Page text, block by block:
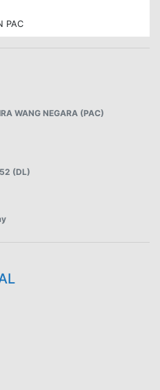
PAC
WANG NEGARA (PAC)
(DL)